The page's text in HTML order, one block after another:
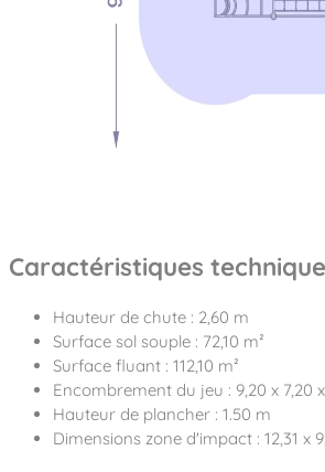
Caractéristiques
Hauteur de chute : 2,60 m
Surface sol souple : 72,10 m²
Surface fluant : 112,10 m²
Encombrement du jeu : 9,20 x 7,20
Hauteur de plancher : 1.50 m
Dimensions zone d'impact : 12,31 x